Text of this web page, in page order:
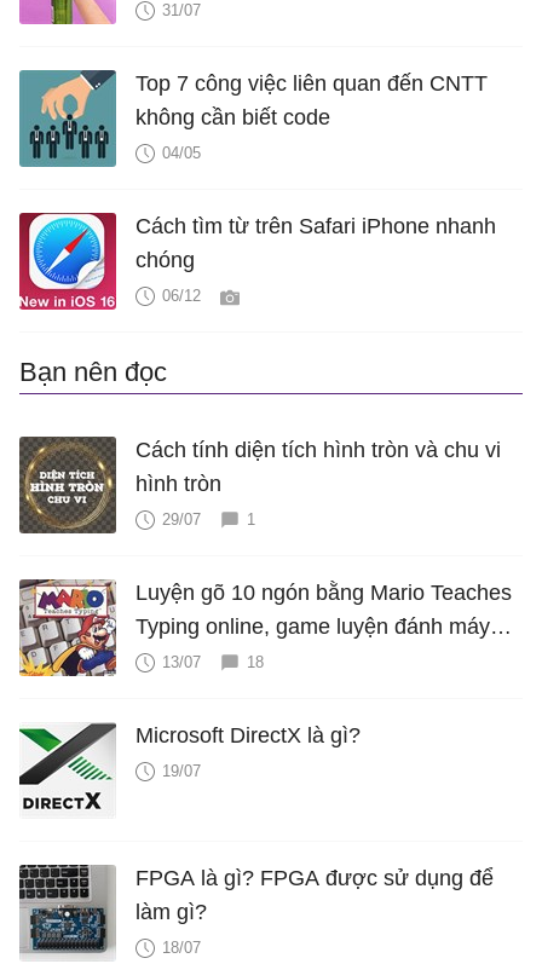
31/07
Top 7 công việc liên quan đến CNTT
không cần biết code
04/05
Cách tìm từ trên Safari iPhone nhanh
chóng
06/12
Bạn nên đọc
Cách tính diện tích hình tròn và chu vi
hình tròn
29/07 1
Luyện gõ 10 ngón bằng Mario Teaches
Typing online, game luyện đánh máy
cực hấp dẫn
13/07 18
Microsoft DirectX là gì?
19/07
FPGA là gì? FPGA được sử dụng để
làm gì?
18/07